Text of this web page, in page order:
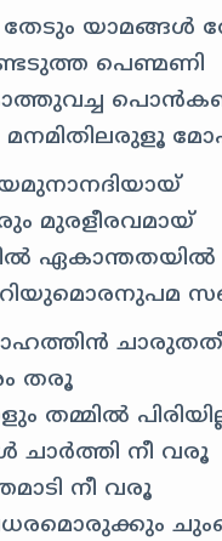
തേടും
പെണ്മണി
മുരളീരവമായ്
ഏകാന്തതയിൽ
തരൂ
തമ്മിൽ
നീ വരൂ
നീ വരൂ